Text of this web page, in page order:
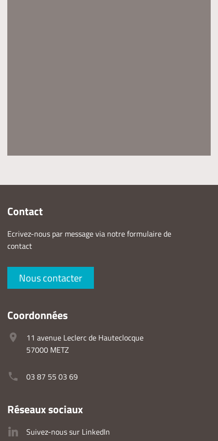
Contact
Ecrivez-nous par message via notre formulaire de
contact
Nous contacter
Coordonnées
11 avenue Leclerc de Hauteclocque
57000 METZ
03 87 55 03 69
Réseaux sociaux
Suivez-nous sur LinkedIn